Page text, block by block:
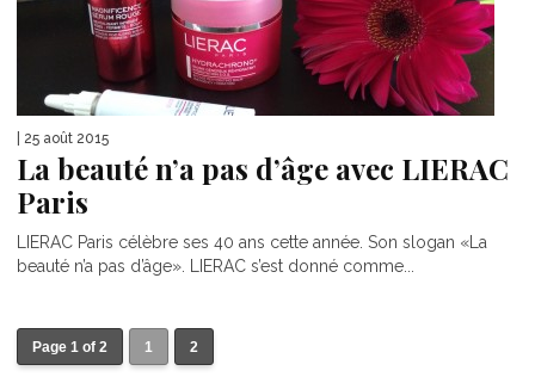
| 25 août 2015
La beauté n’a pas d’âge avec LIERAC
Paris
LIERAC Paris célèbre ses 40 ans cette année. Son slogan «La
beauté n’a pas d’âge». LIERAC s’est donné comme...
Page 1 of 2 1 2